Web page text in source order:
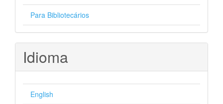
Para Bibliotecários
Idioma
English